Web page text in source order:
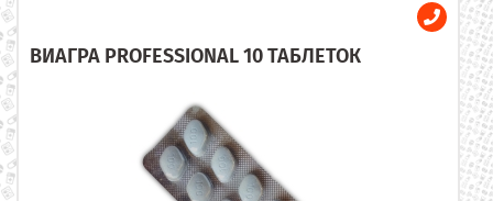
ВИАГРА PROFESSIONAL 10 ТАБЛЕТОК